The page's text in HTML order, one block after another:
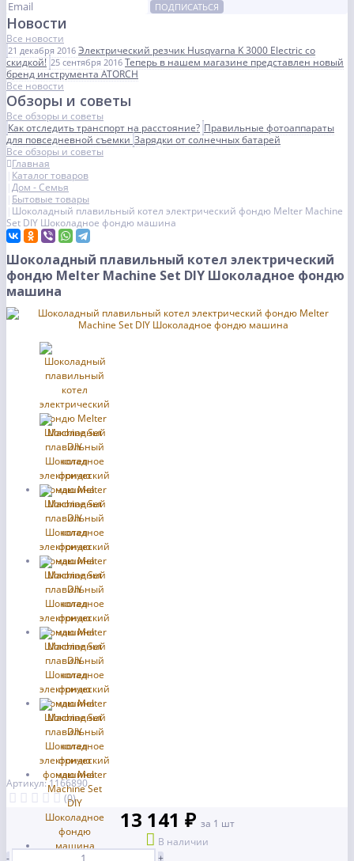
ПОДПИСАТЬСЯ
Новости
Все новости
21 декабря 2016 Электрический резчик Husqvarna K 3000 Electric со
скидкой! 25 сентября 2016 Теперь в нашем магазине представлен новый
бренд инструмента ATORCH
Все новости
Обзоры и советы
Все обзоры и советы
Как отследить транспорт на расстояние? Правильные фотоаппараты
для повседневной съемкиЗарядки от солнечных батарей
Все обзоры и советы
Главная
Каталог товаров
Дом - Семья
Бытовые товары
Шоколадный плавильный котел электрический фондю Melter Machine
Set DIY Шоколадное фондю машина
Шоколадный плавильный котел электрический
фондю Melter Machine Set DIY Шоколадное фондю
машина
Артикул: 1166890
(0)
13 141 ₽ за 1 шт
В наличии